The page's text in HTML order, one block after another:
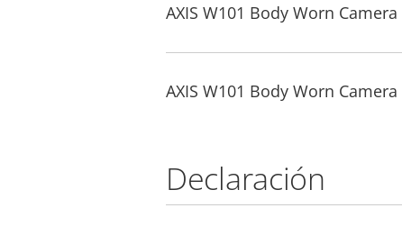
AXIS W101 Body Worn Camera
AXIS W101 Body Worn
Declaración